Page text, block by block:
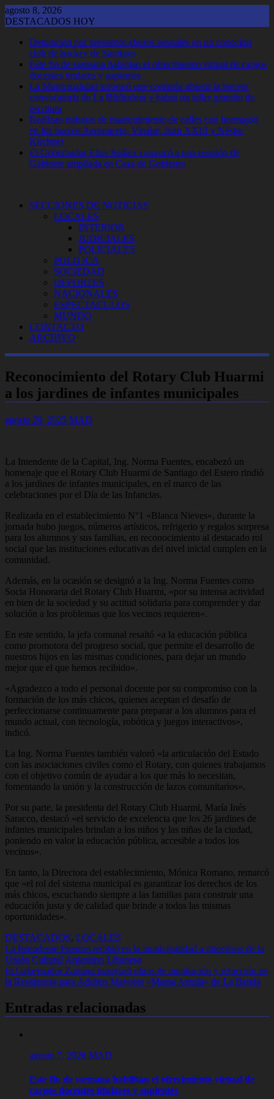
Saltar
al
agosto 8, 2026
DESTACADOS HOY
Denuncian por presuntos abusos sexuales en un conocido
club de hockey de Santiago
Este fin de ssemana habilitan el ofrecimiento virtual de cargos
docentes titulares y suplentes
La Municipalidad informó que continúa abierta la tercera
convocatoria de La Bibliodera y habrá un taller gratuito de
escritura
Realizan trabajos de mantenimiento de calles con hormigón
en los barrios Aeropuerto, Vinalar, Juan XXIII y Néstor
Kirchner
El Gobernador Elias Suárez convocó a una reunión de
Gabinete ampliada en Casa de Gobierno
SECCIONES DE NOTICIAS
LOCALES
INTERIOR
JUDICIALES
POLICIALES
POLITICA
SOCIEDAD
DEPORTES
NACIONALES
ESPECTACULOS
MUNDO
CONTACTO
ARCHIVO
Reconocimiento del Rotary Club Huarmi
a los jardines de infantes municipales
agosto 20, 2025 MAD
La Intendente de la Capital, Ing. Norma Fuentes, encabezó un
homenaje que el Rotary Club Huarmi de Santiago del Estero rindió
a los jardines de infantes municipales, en el marco de las
celebraciones por el Día de las Infancias.
Realizada en el establecimiento N°1 «Blanca Nieves», durante la
jornada hubo juegos, números artísticos, refrigerio y regalos sorpresa
para los alumnos y sus familias, en reconocimiento al destacado rol
social que las instituciones educativas del nivel inicial cumplen en la
comunidad.
Además, en la ocasión se designó a la Ing. Norma Fuentes como
Socia Honoraria del Rotary Club Huarmi, «por su intensa actividad
en bien de la sociedad y su actitud solidaria para comprender y dar
solución a los problemas que los vecinos requieren».
En este sentido, la jefa comunal resaltó «a la educación pública
como promotora del progreso social, que permite el desarrollo de
nuestros hijos en las mismas condiciones, para dejar un mundo
mejor que el que hemos recibido».
«Agradezco a todo el personal docente por su compromiso con la
formación de los más chicos, quienes aceptan el desafío de
perfeccionarse continuamente para preparar a los alumnos para el
mundo actual, con tecnología, robótica y juegos interactivos»,
indicó.
La Ing. Norma Fuentes también valoró «la articulación del Estado
con las asociaciones civiles como el Rotary, con quienes trabajamos
con el objetivo común de ayudar a los que más lo necesitan,
fomentando la unión y la construcción de lazos comunitarios».
Por su parte, la presidenta del Rotary Club Huarmi, María Inés
Saracco, destacó «el servicio de excelencia que los 26 jardines de
infantes municipales brindan a los niños y las niñas de la ciudad,
poniendo en valor la educación pública, accesible a todos los
vecinos».
En tanto, la Directora del establecimiento, Mónica Romano, remarcó
que «el rol del sistema municipal es garantizar los derechos de los
más chicos, escuchando siempre a las familias para construir una
educación justa y de calidad que brinde a todos las mismas
oportunidades».
DESTACADOS, LOCALES
Navegación
de
entradas
La Intendente Fuentes recibió en la municipalidad a directivos de la
Unión Cultural Argentino Libanesa
El Gobernador Zamora inauguró obras de ampliación y refacción en
la Residencia para Adultos Mayores «Mama Antula» de La Banda
Entradas relacionadas
agosto 7, 2026 MAD
Este fin de ssemana habilitan el ofrecimiento virtual de
cargos docentes titulares y suplentes